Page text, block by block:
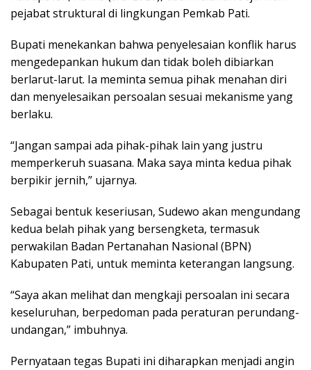
pejabat struktural di lingkungan Pemkab Pati.
Bupati menekankan bahwa penyelesaian konflik harus
mengedepankan hukum dan tidak boleh dibiarkan
berlarut-larut. Ia meminta semua pihak menahan diri
dan menyelesaikan persoalan sesuai mekanisme yang
berlaku.
“Jangan sampai ada pihak-pihak lain yang justru
memperkeruh suasana. Maka saya minta kedua pihak
berpikir jernih,” ujarnya.
Sebagai bentuk keseriusan, Sudewo akan mengundang
kedua belah pihak yang bersengketa, termasuk
perwakilan Badan Pertanahan Nasional (BPN)
Kabupaten Pati, untuk meminta keterangan langsung.
“Saya akan melihat dan mengkaji persoalan ini secara
keseluruhan, berpedoman pada peraturan perundang-
undangan,” imbuhnya.
Pernyataan tegas Bupati ini diharapkan menjadi angin